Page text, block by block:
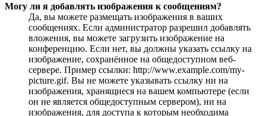
Могу ли я добавлять изображения к сообщениям?
Да, вы можете размещать изображения в ваших
сообщениях. Если администратор разрешил добавлять
вложения, вы можете загрузить изображение на
конференцию. Если нет, вы должны указать ссылку на
изображение, сохранённое на общедоступном веб-
сервере. Пример ссылки: http://www.example.com/my-
picture.gif. Вы не можете указывать ссылку ни на
изображения, хранящиеся на вашем компьютере (если
он не является общедоступным сервером), ни на
изображения, для доступа к которым необходима